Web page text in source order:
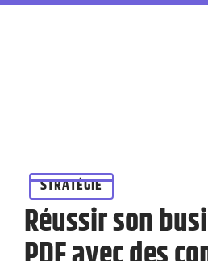
STRATÉGIE
Réussir son